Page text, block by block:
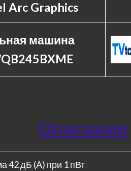
Arc Graphics
машина
Описание
42 дБ (A) при 1 пВт